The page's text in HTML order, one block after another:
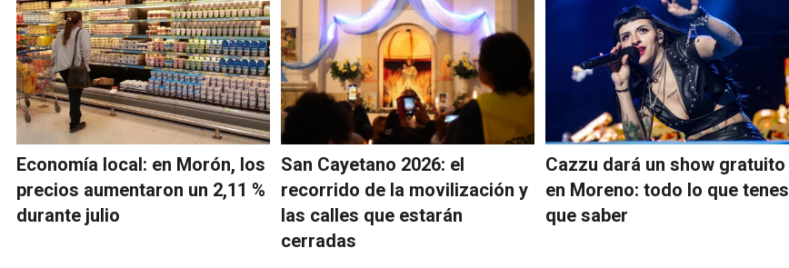
Economía local: en Morón, los
precios aumentaron un 2,11 %
durante julio
San Cayetano 2026: el
recorrido de la movilización y
las calles que estarán
cerradas
Cazzu dará un show gratuito
en Moreno: todo lo que tenes
que saber